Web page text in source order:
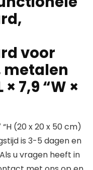
voor
7,9 “W ×
“H (20 x 20 x 50 cm)
is 3-5 dagen en
u vragen heeft in